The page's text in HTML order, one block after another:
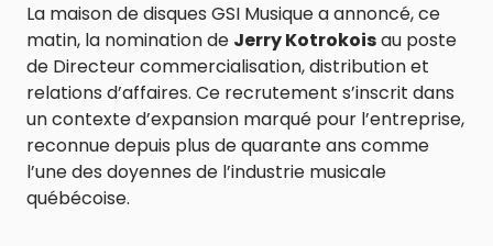
La maison de disques GSI Musique a annoncé, ce
matin, la nomination de Jerry Kotrokoisau poste
de Directeur commercialisation, distribution et
relations d’affaires. Ce recrutement s’inscrit dans
un contexte d’expansion marqué pour l’entreprise,
reconnue depuis plus de quarante ans comme
l’une des doyennes de l’industrie musicale
québécoise.